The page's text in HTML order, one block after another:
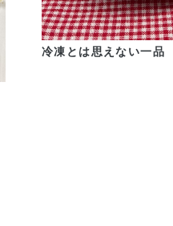
冷凍とは思えない一品